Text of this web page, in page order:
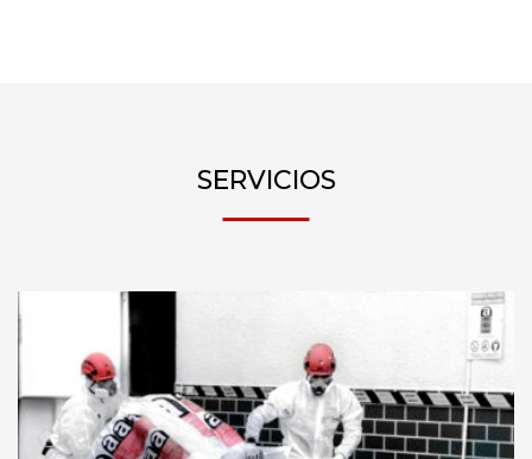
SERVICIOS